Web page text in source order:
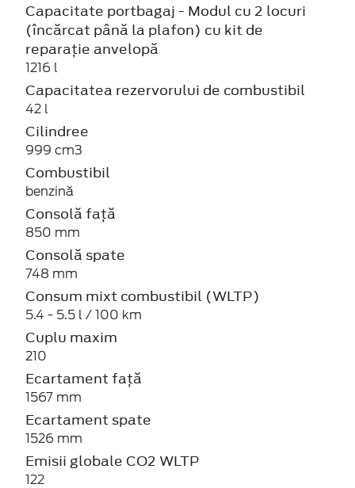
Capacitate portbagaj - Modul cu 2 locuri
(încărcat până la plafon) cu kit de
reparație anvelopă
1216 l
Capacitatea rezervorului de combustibil
42 l
Cilindree
999 cm3
Combustibil
benzină
Consolă față
850 mm
Consolă spate
748 mm
Consum mixt combustibil (WLTP)
5.4 - 5.5 l / 100 km
Cuplu maxim
210
Ecartament față
1567 mm
Ecartament spate
1526 mm
Emisii globale CO2 WLTP
122